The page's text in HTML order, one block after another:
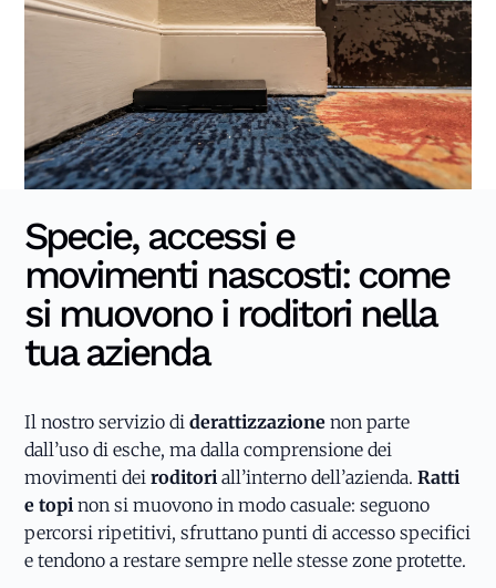
Specie, accessi e
movimenti nascosti: come
si muovono i roditori nella
tua azienda
Il nostro servizio diderattizzazionenon parte
dall’uso di esche, ma dalla comprensione dei
movimenti deiroditori all’interno dell’azienda.Ratti
e topi non si muovono in modo casuale: seguono
percorsi ripetitivi, sfruttano punti di accesso specifici
e tendono a restare sempre nelle stesse zone protette.